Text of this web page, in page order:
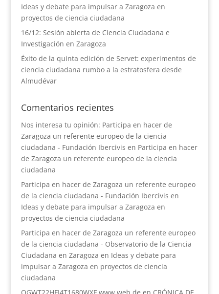
Ideas y debate para impulsar a Zaragoza en
proyectos de ciencia ciudadana
16/12: Sesión abierta de Ciencia Ciudadana e
Investigación en Zaragoza
Éxito de la quinta edición de Servet: experimentos de
ciencia ciudadana rumbo a la estratosfera desde
Almudévar
Comentarios recientes
Nos interesa tu opinión: Participa en hacer de
Zaragoza un referente europeo de la ciencia
ciudadana - Fundación Ibercivis en Participa en hacer
de Zaragoza un referente europeo de la ciencia
ciudadana
Participa en hacer de Zaragoza un referente europeo
de la ciencia ciudadana - Fundación Ibercivis en
Ideas y debate para impulsar a Zaragoza en
proyectos de ciencia ciudadana
Participa en hacer de Zaragoza un referente europeo
de la ciencia ciudadana - Observatorio de la Ciencia
Ciudadana en Zaragoza en Ideas y debate para
impulsar a Zaragoza en proyectos de ciencia
ciudadana